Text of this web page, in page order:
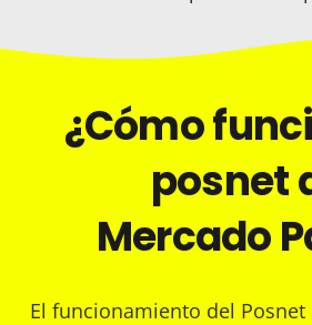
¿Cómo
posnet
Mercado
El funcionamiento del Posnet